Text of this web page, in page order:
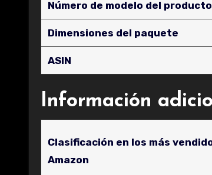
Número de modelo del producto
Dimensiones del paquete
ASIN
Información
Clasificación en los más
Amazon